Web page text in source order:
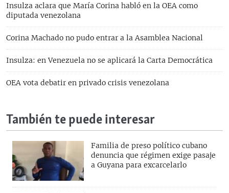
Insulza aclara que María Corina habló en la OEA como
diputada venezolana
Corina Machado no pudo entrar a la Asamblea Nacional
Insulza: en Venezuela no se aplicará la Carta Democrática
OEA vota debatir en privado crisis venezolana
También te puede interesar
Familia de preso político cubano
denuncia que régimen exige pasaje
a Guyana para excarcelarlo